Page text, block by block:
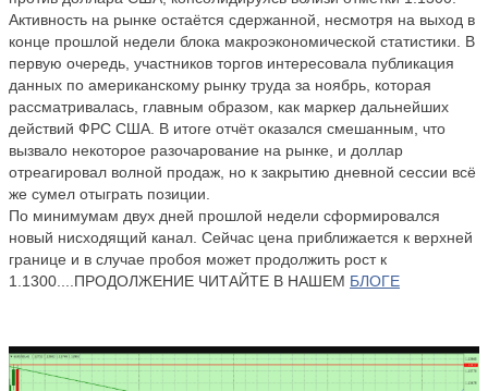
Активность на рынке остаётся сдержанной, несмотря на выход в
конце прошлой недели блока макроэкономической статистики. В
первую очередь, участников торгов интересовала публикация
данных по американскому рынку труда за ноябрь, которая
рассматривалась, главным образом, как маркер дальнейших
действий ФРС США. В итоге отчёт оказался смешанным, что
вызвало некоторое разочарование на рынке, и доллар
отреагировал волной продаж, но к закрытию дневной сессии всё
же сумел отыграть позиции.
По минимумам двух дней прошлой недели сформировался
новый нисходящий канал. Сейчас цена приближается к верхней
границе и в случае пробоя может продолжить рост к
1.1300....ПРОДОЛЖЕНИЕ ЧИТАЙТЕ В НАШЕМ БЛОГЕ